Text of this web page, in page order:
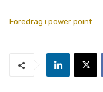
Foredrag i power point